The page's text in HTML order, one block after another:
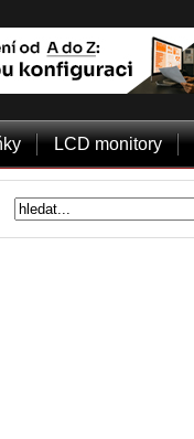
LCD monitory